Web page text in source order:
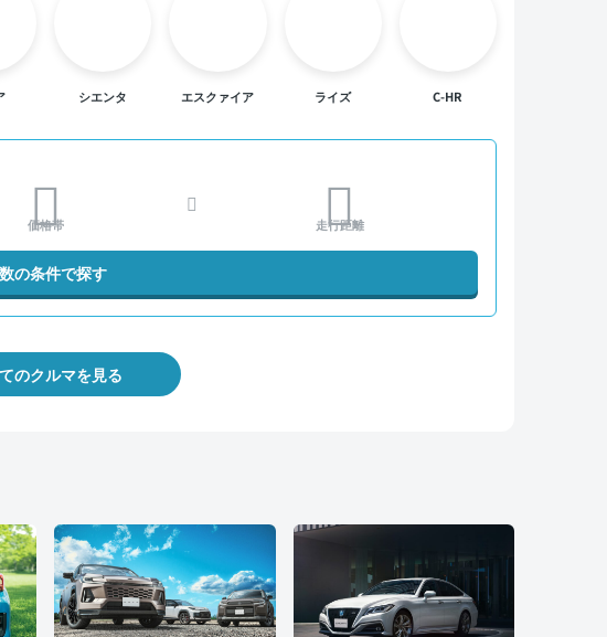
シエンタ エスクァイア ライズ C-HR
価格帯 走行距離
の条件で探す
のクルマを見る